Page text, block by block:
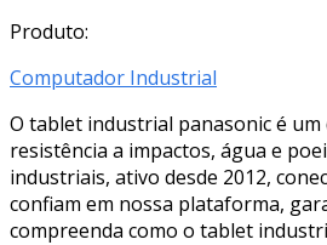
Produto:
Computador Industrial
O tablet industrial panasonic é
resistência a impactos, água e
industriais, ativo desde 2012,
confiam em nossa plataforma,
compreenda como o tablet